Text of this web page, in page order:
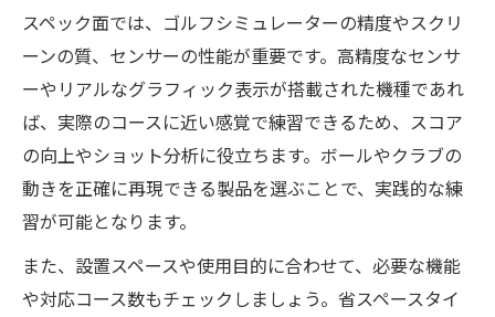
スペック面では、ゴルフシミュレーターの精度やスクリ
ーンの質、センサーの性能が重要です。高精度なセンサ
ーやリアルなグラフィック表示が搭載された機種であれ
ば、実際のコースに近い感覚で練習できるため、スコア
の向上やショット分析に役立ちます。ボールやクラブの
動きを正確に再現できる製品を選ぶことで、実践的な練
習が可能となります。
また、設置スペースや使用目的に合わせて、必要な機能
や対応コース数もチェックしましょう。省スペースタイ